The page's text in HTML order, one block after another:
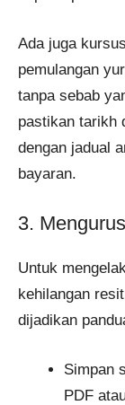
Ada juga
pemulangan
tanpa sebab
pastikan tarikh
dengan jadual
bayaran.
3.
Untuk
kehilangan
dijadikan
Simpan
PDF